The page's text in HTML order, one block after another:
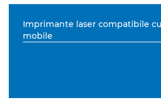
Imprimante laser compatibile
mobile